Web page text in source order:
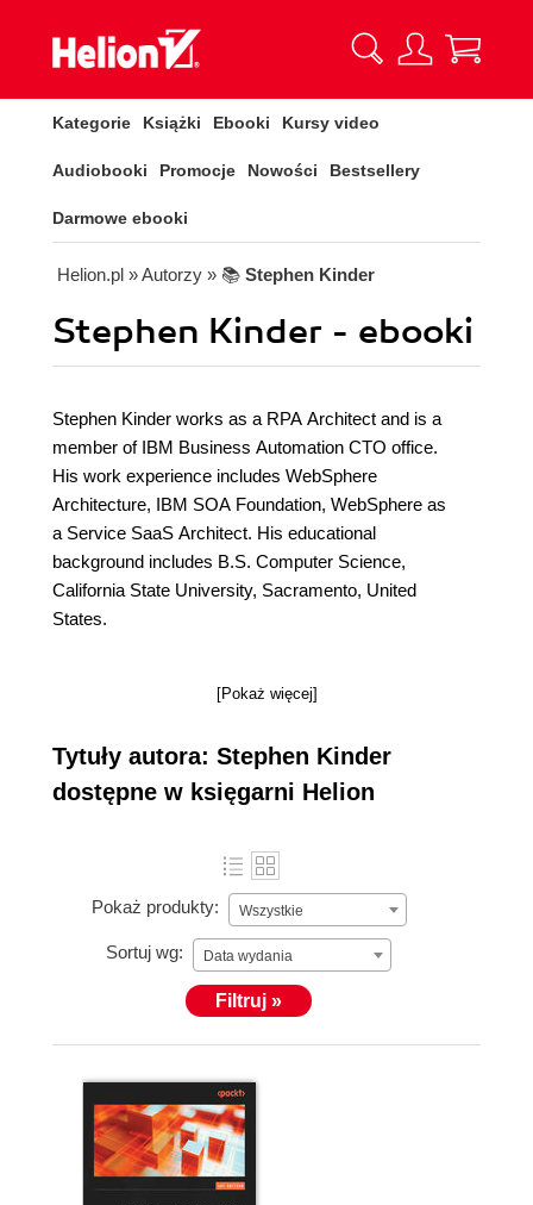
Kategorie Książki Ebooki Kursy video
Audiobooki Promocje Nowości Bestsellery
Darmowe ebooki
Helion.pl » Autorzy » 📚 Stephen Kinder
Stephen Kinder - ebooki
Stephen Kinder works as a RPA Architect and is a
member of IBM Business Automation CTO office.
His work experience includes WebSphere
Architecture, IBM SOA Foundation, WebSphere as
a Service SaaS Architect. His educational
background includes B.S. Computer Science,
California State University, Sacramento, United
States.
[Pokaż więcej]
Tytuły autora: Stephen Kinder
dostępne w księgarni Helion
Pokaż produkty: Wszystkie
Sortuj wg: Data wydania
Filtruj »